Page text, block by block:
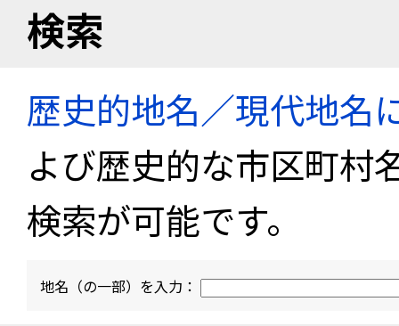
検索
歴史的地名／現代地名
よび歴史的な市区町村
検索が可能です。
地名（の一部）を入力：